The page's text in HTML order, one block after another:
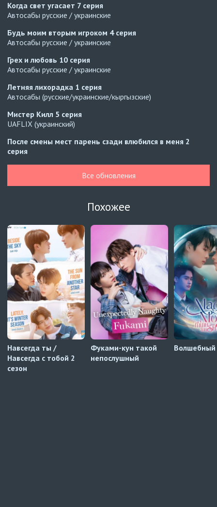
Когда свет угасает 7 серия
Автосабы русские / украинские
Будь моим вторым игроком 4 серия
Автосабы русские / украинские
Грех и любовь 10 серия
Автосабы русские / украинские
Летняя лихорадка 1 серия
Автосабы (русские/украинские/кыргызские)
Мистер Килл 5 серия
UAFLIX (украинский)
После смены мест парень сзади влюбился в меня 2
серия
После смены мест парень сзади влюбился в меня
серия
Украинские субтитры
Навечно влюблённые
6 серия
BLDUB
Навечно влюблённые
5 серия
BLDUB
Мистер Килл5 серия
Все обновления
Похожее
Навсегда ты /
Навсегда с тобой 2
сезон
Фуками-кун такой
непослушный
Волшебный